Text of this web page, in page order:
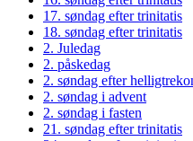
17. søndag efter trinitatis
18. søndag efter trinitatis
2. Juledag
2. påskedag
2. søndag efter
2. søndag i advent
2. søndag i fasten
21. søndag efter trinitatis